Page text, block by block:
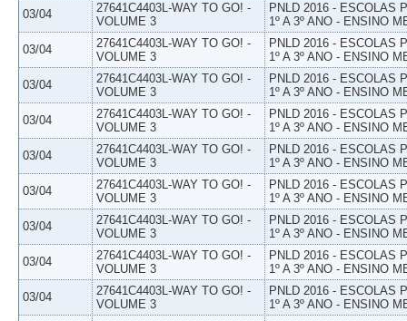
03/04
27641C4403L-WAY TO GO! -
VOLUME 3
PNLD 2016 - ESCOLAS
1º A 3º ANO - ENSINO
03/04
27641C4403L-WAY TO GO! -
VOLUME 3
PNLD 2016 - ESCOLAS
1º A 3º ANO - ENSINO
03/04
27641C4403L-WAY TO GO! -
VOLUME 3
PNLD 2016 - ESCOLAS
1º A 3º ANO - ENSINO
03/04
27641C4403L-WAY TO GO! -
VOLUME 3
PNLD 2016 - ESCOLAS
1º A 3º ANO - ENSINO
03/04
27641C4403L-WAY TO GO! -
VOLUME 3
PNLD 2016 - ESCOLAS
1º A 3º ANO - ENSINO
03/04
27641C4403L-WAY TO GO! -
VOLUME 3
PNLD 2016 - ESCOLAS
1º A 3º ANO - ENSINO
03/04
27641C4403L-WAY TO GO! -
VOLUME 3
PNLD 2016 - ESCOLAS
1º A 3º ANO - ENSINO
03/04
27641C4403L-WAY TO GO! -
VOLUME 3
PNLD 2016 - ESCOLAS
1º A 3º ANO - ENSINO
03/04
27641C4403L-WAY TO GO! -
VOLUME 3
PNLD 2016 - ESCOLAS
1º A 3º ANO - ENSINO